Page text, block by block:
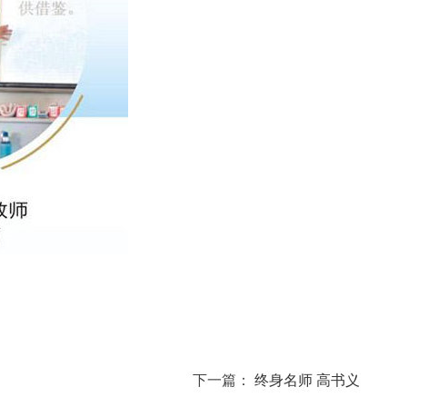
下一篇： 终身名师 高书义